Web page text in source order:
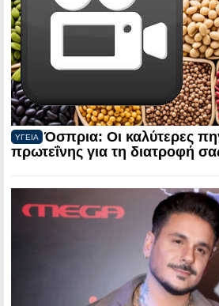
ΥΓΕΙΑ
Όσπρια: Οι καλύτερες
πρωτεΐνης για τη διατροφή